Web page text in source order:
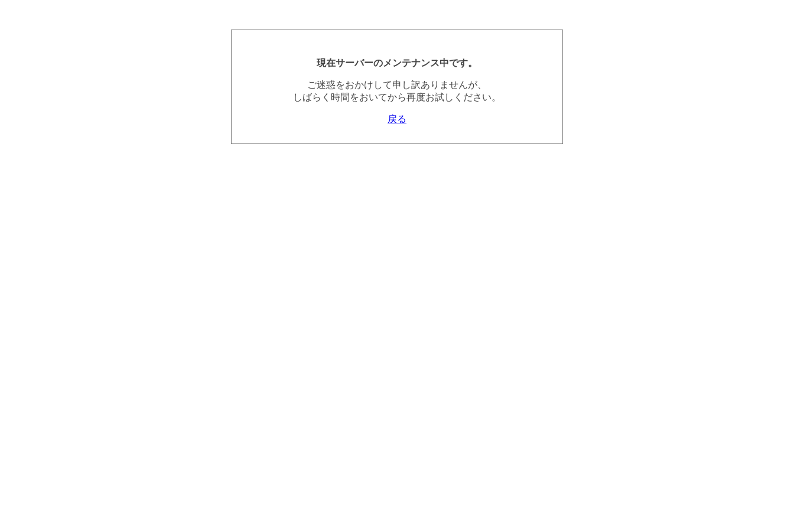
現在サーバーのメンテナンス中です。
ご迷惑をおかけして申し訳ありませんが、
しばらく時間をおいてから再度お試しください。
戻る